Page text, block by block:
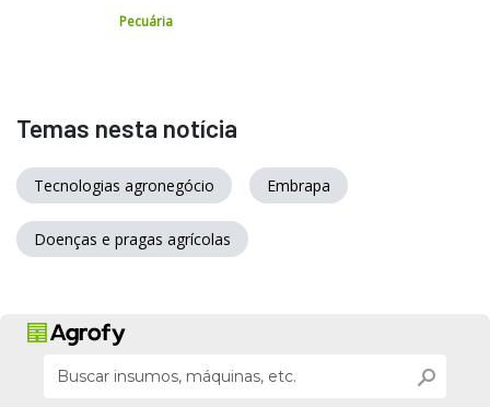
Pecuária
Temas nesta notícia
Tecnologias agronegócio Embrapa
Doenças e pragas agrícolas